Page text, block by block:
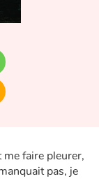
faire pleurer,
pas, je